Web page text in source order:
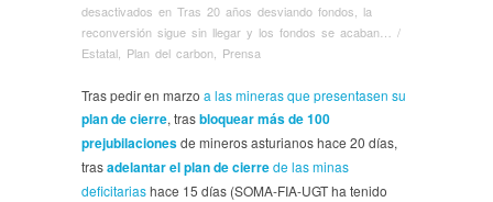
desactivados en Tras 20 años desviando fondos, la
reconversión sigue sin llegar y los fondos se acaban…
/
Estatal Plan del carbon Prensa
Tras pedir en marzo a las mineras que presentasen su
plan de cierre, trasbloquear más de 100
prejubilacionesde mineros asturianos hace 20 días,
trasadelantar el plan de cierrede las minas
deficitariashace 15 días (SOMA-FIA-UGT ha tenido